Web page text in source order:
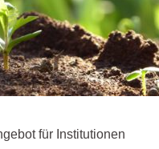
für Institutionen